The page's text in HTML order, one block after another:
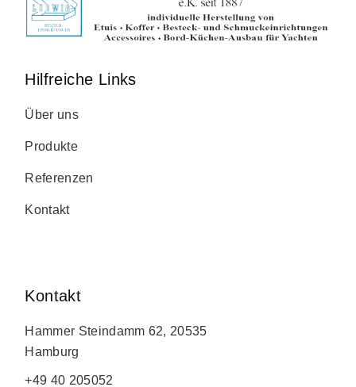
Hilfreiche Links
Über uns
Produkte
Referenzen
Kontakt
Kontakt
Hammer Steindamm 62, 20535
Hamburg
+49 40 205052